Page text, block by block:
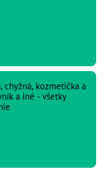
chyžná, kozmetička a
a iné - všetky